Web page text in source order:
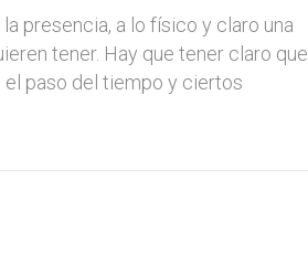
presencia, a lo físico y claro una
tener. Hay que tener claro que
el paso del tiempo y ciertos